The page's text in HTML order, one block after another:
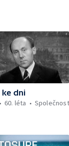
ke dni
60. léta Společnost